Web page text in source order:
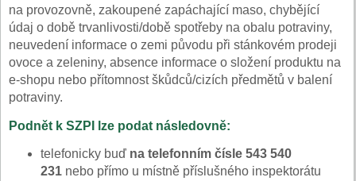
na provozovně, zakoupené zapáchající maso, chybějící
údaj o době trvanlivosti/době spotřeby na obalu potraviny,
neuvedení informace o zemi původu při stánkovém prodeji
ovoce a zeleniny, absence informace o složení produktu na
e-shopu nebo přítomnost škůdců/cizích předmětů v balení
potraviny.
Podnět k SZPI lze podat následovně:
telefonicky buď na telefonním čísle 543 540
231 nebo přímo u místně příslušného inspektorátu